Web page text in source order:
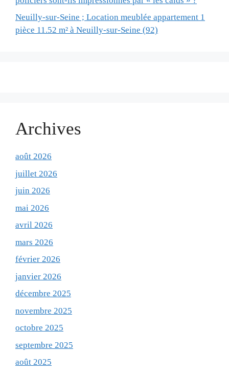
Neuilly-sur-Seine ; Location meublée appartement 1
pièce 11.52 m² à Neuilly-sur-Seine (92)
Archives
août 2026
juillet 2026
juin 2026
mai 2026
avril 2026
mars 2026
février 2026
janvier 2026
décembre 2025
novembre 2025
octobre 2025
septembre 2025
août 2025